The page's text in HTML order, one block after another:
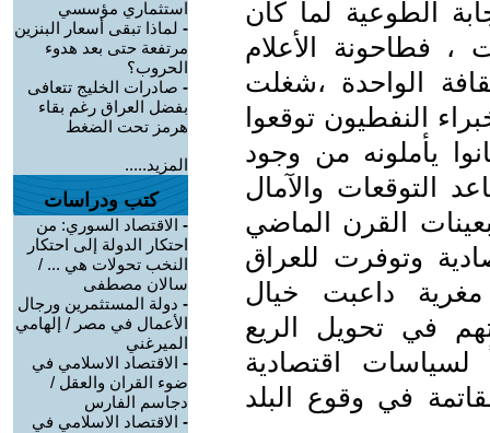
الطوعية لما كان
فطاحونة الأعلام
الواحدة ،شغلت
النفطيون توقعوا
يأملونه من وجود
التوقعات والآمال
القرن الماضي
وتوفرت للعراق
داعبت خيال
في تحويل الريع
لسياسات اقتصادية
في وقوع البلد
استثماري مؤسسي
- لماذا تبقى أسعار البنزين
مرتفعة حتى بعد هدوء
الحروب؟
- صادرات الخليج تتعافى
بفضل العراق رغم بقاء
هرمز تحت الضغط
المزيد.....
كتب ودراسات
- الاقتصاد السوري: من
احتكار الدولة إلى احتكار
النخب تحولات هي ... /
سالان مصطفى
- دولة المستثمرين ورجال
الأعمال في مصر / إلهامي
الميرغني
- الاقتصاد الاسلامي في
ضوء القران والعقل /
دجاسم الفارس
- الاقتصاد الاسلامي في